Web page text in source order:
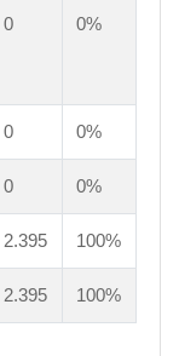
0 0%
0 0%
0 0%
2.395 100%
2.395 100%